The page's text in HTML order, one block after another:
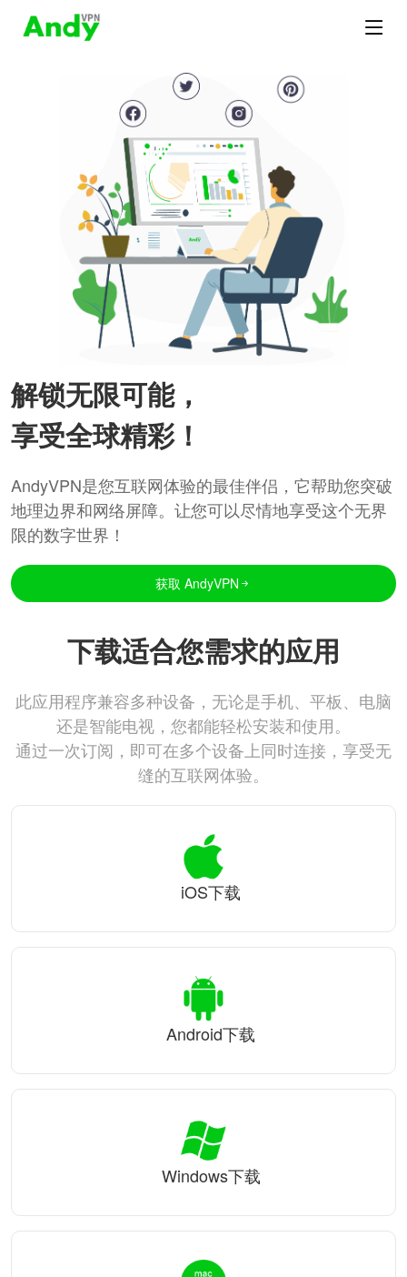
解锁无限可能，
享受全球精彩！
AndyVPN是您互联网体验的最佳伴侣，它帮助您突破
地理边界和网络屏障。让您可以尽情地享受这个无界
限的数字世界！
获取 AndyVPN
下载适合您需求的应用
此应用程序兼容多种设备，无论是手机、平板、电脑
还是智能电视，您都能轻松安装和使用。
通过一次订阅，即可在多个设备上同时连接，享受无
缝的互联网体验。
iOS下载
Android下载
Windows下载